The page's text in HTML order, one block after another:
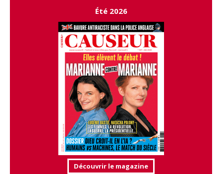
Été 2026
Découvrir le magazine